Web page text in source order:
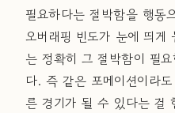
필요하다는 절박함을 행동
오버래핑 빈도가 눈에 띄게
는 정확히 그 절박함이 필
다. 즉 같은 포메이션이라
른 경기가 될 수 있다는 걸